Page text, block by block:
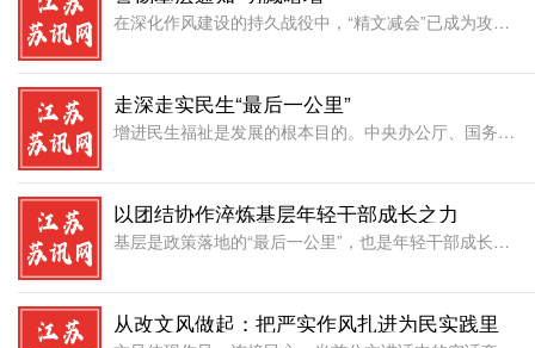
在深化作风建设的持久战役中，“精文减会”已成为攻克形式主义顽疾的核心战场。中央反复强调压减文件数量、提升文件质量的重要性，然而，个别地方却采取“阳奉阴违”的策略：表面上精简“红头文件”，暗地里却以工作
走深走实民生“最后一公里”
增进民生福祉是发展的根本目的。中央办公厅、国务院办公厅印发的《关于进一步保障和改善民生着力解决群众急难愁盼的意见》，为新时代民生建设锚定了“精准坐标”。民生工作的“最后一公里”，终究要靠干部的脚步去丈
以团结协作淬炼基层年轻干部成长之力
基层是政策落地的“最后一公里”，也是年轻干部成长的“练兵场”。对于初入基层的年轻干部而言，培养团结协作的团队精神，既是快速融入岗位的“敲门砖”，更是担当作为的“硬支撑”。唯有凝心聚力、携手共进，将个人
从改文风做起：把严实作风扎进为民实践里